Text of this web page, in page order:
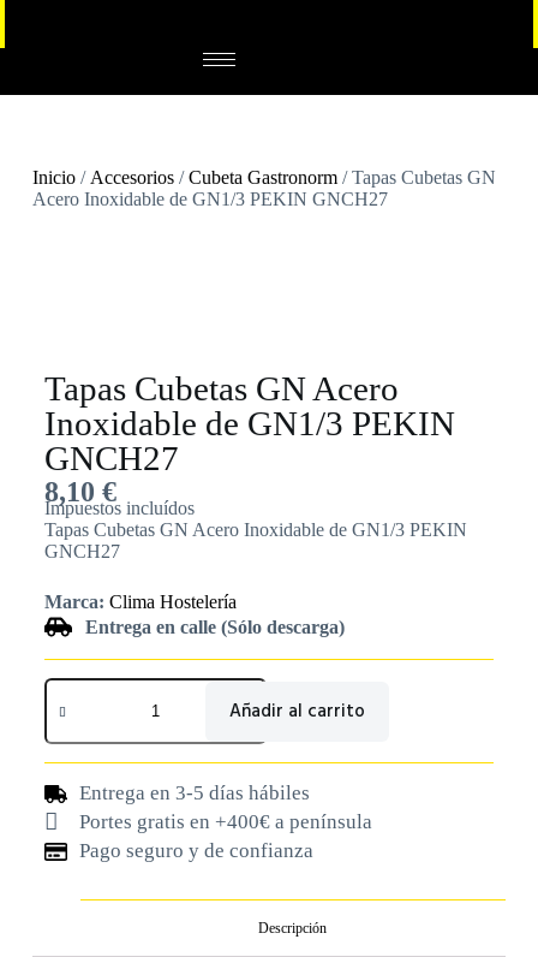
Inicio/ Accesorios/Cubeta Gastronorm/ Tapas Cubetas GN
Acero Inoxidable de GN1/3 PEKIN GNCH27
Tapas Cubetas GN Acero
Inoxidable de GN1/3 PEKIN
GNCH27
8,10 €
Impuestos incluídos
Tapas Cubetas GN Acero Inoxidable de GN1/3 PEKIN
GNCH27
Marca: Clima Hostelería
Entrega en calle (Sólo descarga)
Añadir al carrito
Entrega en 3-5 días hábiles
Portes gratis en +400€ a península
Pago seguro y de confianza
Descripción